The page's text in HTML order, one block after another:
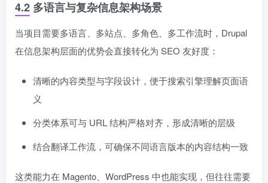
4.2 多语言与复杂信息架构场景
当项目需要多语言、多站点、多角色、多工作流时，Drupal
在信息架构层面的优势会直接转化为 SEO 友好度：
清晰的内容类型与字段设计，便于搜索引擎理解页面语
义
分类体系可与 URL 结构严格对齐，形成清晰的层级
结合翻译工作流，可确保不同语言版本的内容结构一致
这类能力在 Magento、WordPress 中也能实现，但往往需要